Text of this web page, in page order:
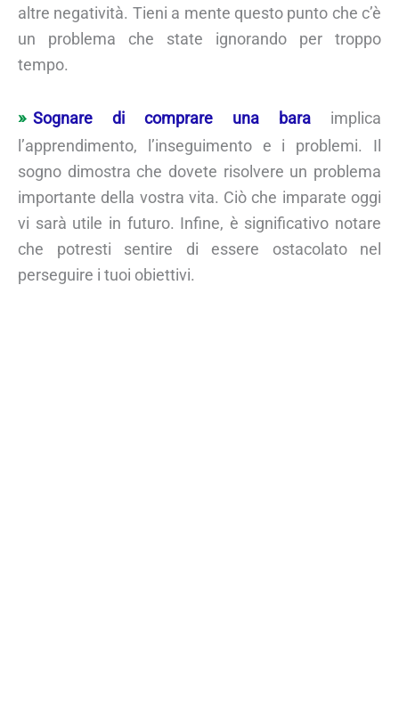
altre negatività. Tieni a mente questo punto che c’è
un problema che state ignorando per troppo
tempo.
Sognare di comprare una bara implica
l’apprendimento, l’inseguimento e i problemi. Il
sogno dimostra che dovete risolvere un problema
importante della vostra vita. Ciò che imparate oggi
vi sarà utile in futuro. Infine, è significativo notare
che potresti sentire di essere ostacolato nel
perseguire i tuoi obiettivi.